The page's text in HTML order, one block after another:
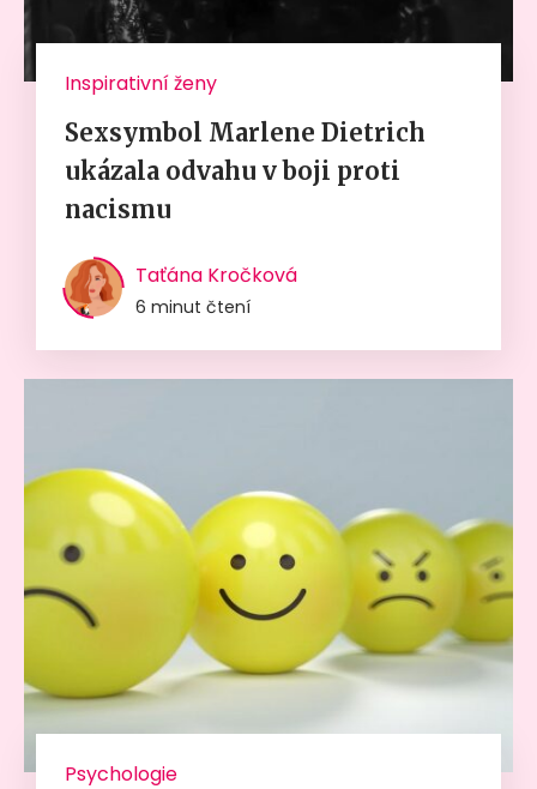
Inspirativní ženy
Sexsymbol Marlene Dietrich
ukázala odvahu v boji proti
nacismu
Taťána Kročková
6 minut čtení
Psychologie